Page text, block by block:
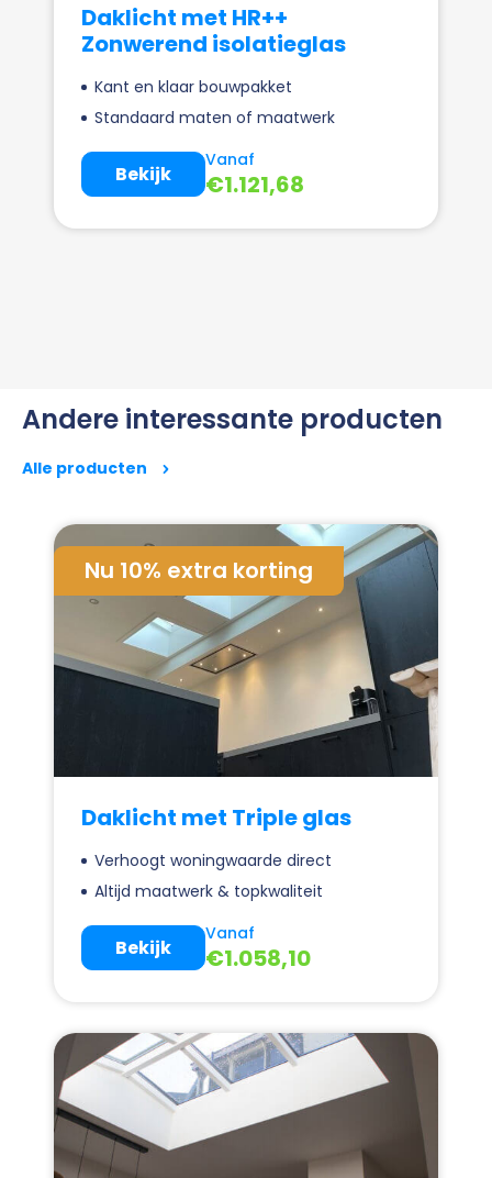
Daklicht met HR++
Zonwerend isolatieglas
Kant en klaar bouwpakket
Standaard maten of maatwerk
Vanaf
€1.121,68
Bekijk
Andere interessante producten
Alle producten
Nu 10% extra korting
Daklicht met Triple glas
Verhoogt woningwaarde direct
Altijd maatwerk & topkwaliteit
Vanaf
€1.058,10
Bekijk